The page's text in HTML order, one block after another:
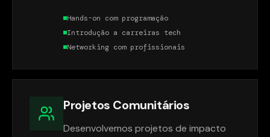
Hands-on com programação
Introdução a carreiras tech
Networking com profissionais
Projetos Comunitários
Desenvolvemos projetos de impacto